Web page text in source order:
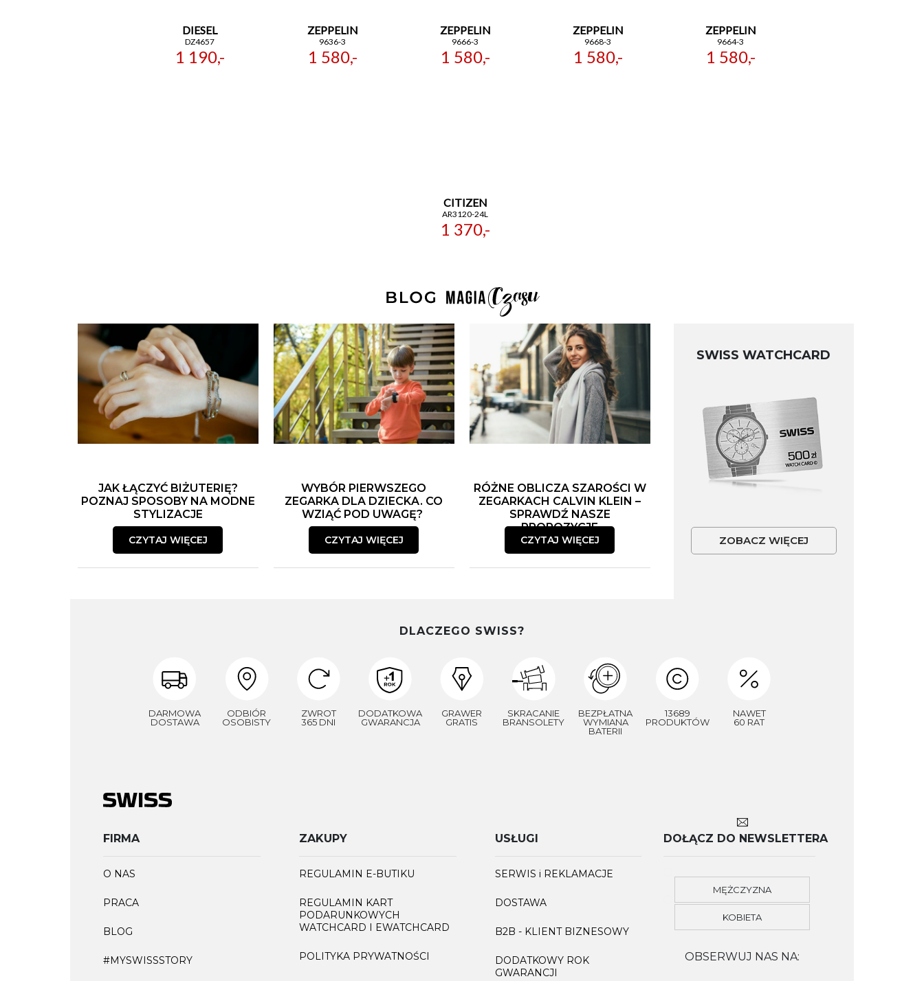
DIESEL
DZ4657
1 190,-
ZEPPELIN
9636-3
1 580,-
ZEPPELIN
9666-3
1 580,-
ZEPPELIN
9668-3
1 580,-
ZEPPELIN
9664-3
1 580,-
CITIZEN
AR3120-24L
1 370,-
JAK ŁĄCZYĆ BIŻUTERIĘ?
POZNAJ SPOSOBY NA MODNE
STYLIZACJE
CZYTAJ WIĘCEJ
WYBÓR PIERWSZEGO
ZEGARKA DLA DZIECKA. CO
WZIĄĆ POD UWAGĘ?
CZYTAJ WIĘCEJ
RÓŻNE OBLICZA SZAROŚCI W
ZEGARKACH CALVIN KLEIN –
SPRAWDŹ NASZE
PROPOZYCJE
CZYTAJ WIĘCEJ
SWISS WATCHCARD
ZOBACZ WIĘCEJ
DLACZEGO SWISS?
DARMOWA
DOSTAWA
ODBIÓR
OSOBISTY
ZWROT
365 DNI
DODATKOWA
GWARANCJA
GRAWER
GRATIS
SKRACANIE
BRANSOLETY
BEZPŁATNA
WYMIANA
BATERII
13689
PRODUKTÓW
NAWET
60 RAT
FIRMA
O NAS
PRACA
BLOG
#MYSWISSSTORY
ZAKUPY
REGULAMIN E-BUTIKU
REGULAMIN KART
PODARUNKOWYCH
WATCHCARD I EWATCHCARD
POLITYKA PRYWATNOŚCI
USŁUGI
SERWIS i REKLAMACJE
DOSTAWA
B2B - KLIENT BIZNESOWY
DODATKOWY ROK
GWARANCJI
DOŁĄCZ DO NEWSLETTERA
MĘŻCZYZNA
KOBIETA
OBSERWUJ NAS NA: